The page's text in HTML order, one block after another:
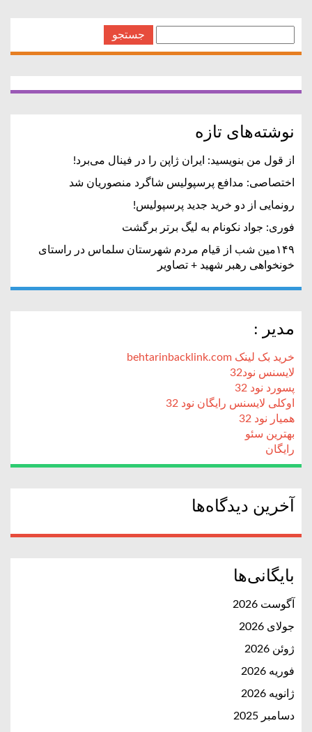
نوشته‌های تازه
از قول من بنویسید: ایران ژاپن را در فینال می‌برد!
اختصاصی: مدافع پرسپولیس شاگرد منصوریان شد
رونمایی از دو خرید جدید پرسپولیس!
فوری: جواد نکونام به لیگ برتر برگشت
۱۴۹مین شب از قیام مردم شهرستان سلماس در راستای
خونخواهی رهبر شهید + تصاویر
مدیر :
خرید بک لینک behtarinbacklink.com
لایسنس نود32
پسورد نود 32
اوکلی لایسنس رایگان نود 32
همیار نود 32
بهترین سئو
رایگان
آخرین دیدگاه‌ها
بایگانی‌ها
آگوست 2026
جولای 2026
ژوئن 2026
فوریه 2026
ژانویه 2026
دسامبر 2025